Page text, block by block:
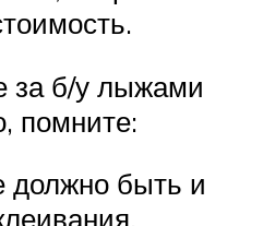
за б/у лыжами
помните:
должно быть и